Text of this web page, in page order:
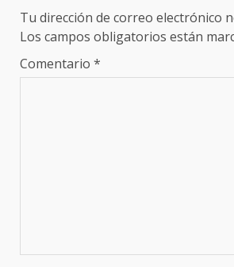
Tu dirección de correo electrónico
Los campos obligatorios están
Comentario *